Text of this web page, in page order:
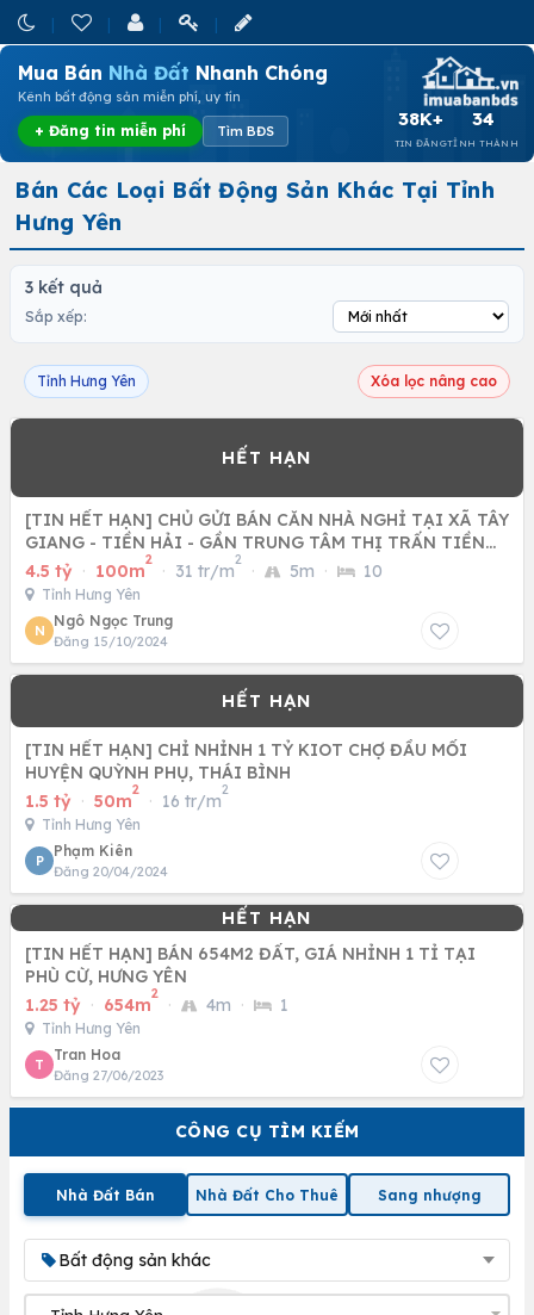
Mua Bán Nhà Đất Nhanh Chóng
Kênh bất động sản miễn phí, uy tín
+ Đăng tin miễn phí Tìm BĐS
38K+
TIN ĐĂNG
34
TỈNH THÀNH
CÔNG CỤ TÌM KIẾM
Nhà Đất Bán Nhà Đất Cho Thuê Sang nhượng
Bất động sản khác
Bán Các Loại Bất Động Sản Khác Tại Tỉnh
Hưng Yên
3 kết quả
Sắp xếp:
Tỉnh Hưng Yên Xóa lọc nâng cao
[TIN HẾT HẠN] CHỦ GỬI BÁN CĂN NHÀ NGHỈ TẠI XÃ TÂY
GIANG - TIỀN HẢI - GẦN TRUNG TÂM THỊ TRẤN TIỀN
HẢI - THÁI BÌNH
4.5 tỷ · 100m
2
· 31 tr/m
2
· 5m · 10
Tỉnh Hưng Yên
N
Ngô Ngọc Trung
Đăng 15/10/2024
[TIN HẾT HẠN] CHỈ NHỈNH 1 TỶ KIOT CHỢ ĐẦU MỐI
HUYỆN QUỲNH PHỤ, THÁI BÌNH
1.5 tỷ · 50m
2
· 16 tr/m
2
Tỉnh Hưng Yên
P
Phạm Kiên
Đăng 20/04/2024
[TIN HẾT HẠN] BÁN 654M2 ĐẤT, GIÁ NHỈNH 1 TỈ TẠI
PHÙ CỪ, HƯNG YÊN
1.25 tỷ · 654m
2
· 4m · 1
Tỉnh Hưng Yên
T
Tran Hoa
Đăng 27/06/2023